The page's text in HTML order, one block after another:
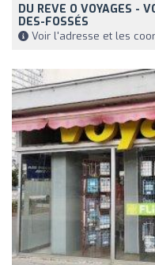
DU REVE O VOYAGES -
DES-FOSSÉS
Voir l'adresse et les